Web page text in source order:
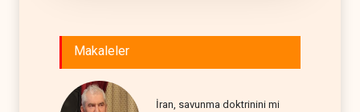
Makaleler
İran, savunma doktrinini mi